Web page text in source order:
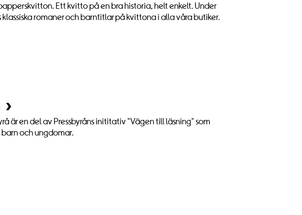
Ett kvitto på en bra historia, helt enkelt. Under
romaner och barntitlar på kvittona i alla våra butiker.
är en del av Pressbyråns inititativ "Vägen till läsning" som
och ungdomar.